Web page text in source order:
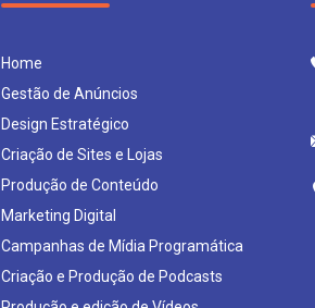
Home
Gestão de Anúncios
Design Estratégico
Criação de Sites e Lojas
Produção de Conteúdo
Marketing Digital
Campanhas de Mídia Programática
Criação e Produção de Podcasts